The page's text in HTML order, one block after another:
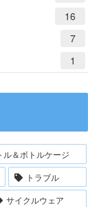
16
7
1
ル＆ボトルケージ
トラブル
サイクルウェア